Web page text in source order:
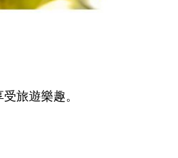
旅遊樂趣。